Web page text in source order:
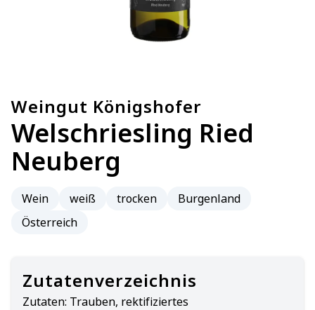
Weingut Königshofer
Welschriesling Ried
Neuberg
Wein weiß trocken
Burgenland
Österreich
Zutatenverzeichnis
Zutaten: Trauben, rektifiziertes